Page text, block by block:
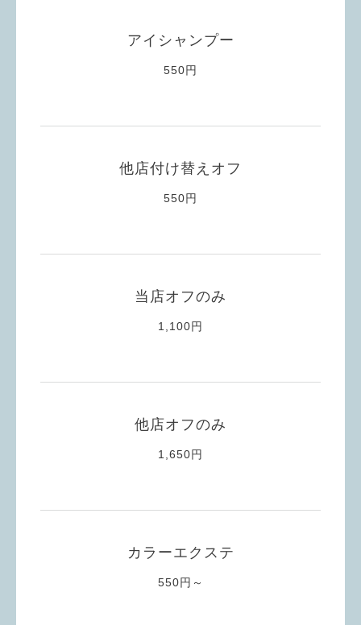
アイシャンプー
550円
他店付け替えオフ
550円
当店オフのみ
1,100円
他店オフのみ
1,650円
カラーエクステ
550円～